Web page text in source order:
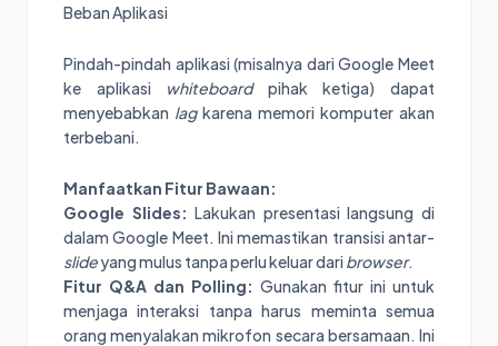
Beban Aplikasi
Pindah-pindah aplikasi (misalnya dari Google Meet
ke aplikasi whiteboardpihak ketiga) dapat
menyebabkan lagkarena memori komputer akan
terbebani.
Manfaatkan Fitur Bawaan:
Google Slides: Lakukan presentasi langsung di
dalam Google Meet. Ini memastikan transisi antar-
slideyang mulus tanpa perlu keluar dari browser.
Fitur Q&A dan Polling: Gunakan fitur ini untuk
menjaga interaksi tanpa harus meminta semua
orang menyalakan mikrofon secara bersamaan. Ini